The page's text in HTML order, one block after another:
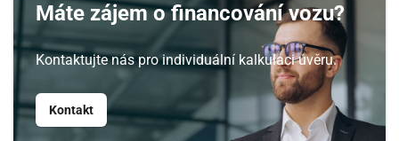
Máte zájem o financování vozu?
Kontaktujte nás pro individuální kalkulaci úvěru.
Kontakt Srpen